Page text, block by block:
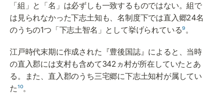
「組」と「名」は必ずしも一致するものではない。組で
は見られなかった下志土知も、名制度下では直入郷24名
のうちの1つ「下志土智名」として挙げられている⁹。
江戸時代末期に作成された『豊後国誌』によると、当時
の直入郡には支村も含めて342ヵ村が所在していたとあ
る。また、直入郡のうち三宅郷に下志土知村が属してい
た¹⁰。